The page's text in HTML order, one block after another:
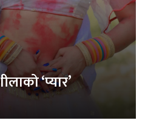
‘प्यार’